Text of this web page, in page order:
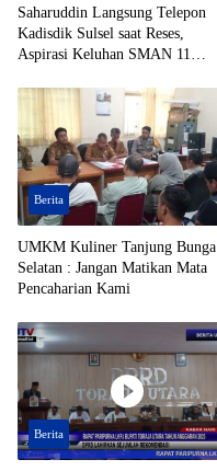
Saharuddin Langsung Telepon
Kadisdik Sulsel saat Reses,
Aspirasi Keluhan SMAN 11
Berita
UMKM Kuliner Tanjung Bunga
Selatan : Jangan Matikan Mata
Pencaharian Kami
Berita